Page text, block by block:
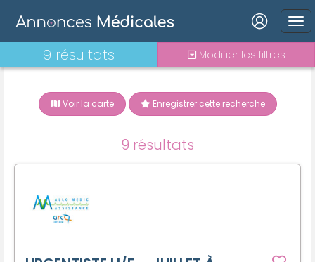
Connexion
Connexion
Se connecter avec LinkedIn
9 résultats Modifier les filtres
Voir la carte Enregistrer cette recherche
9 résultats